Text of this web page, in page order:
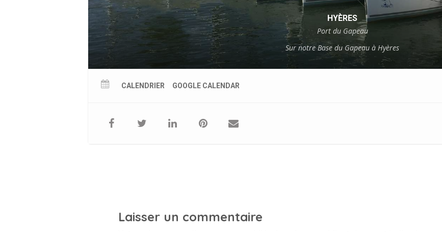
HYÈRES
Port du Gapeau
Sur notre Base du Gapeau à Hyères
CALENDRIER GOOGLE CALENDAR
Laisser un commentaire